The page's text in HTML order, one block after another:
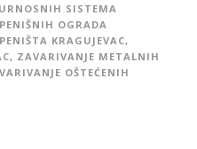
SISTEMA
OGRADA
KRAGUJEVAC,
, ZAVARIVANJE METALNIH
OŠTEĆENIH